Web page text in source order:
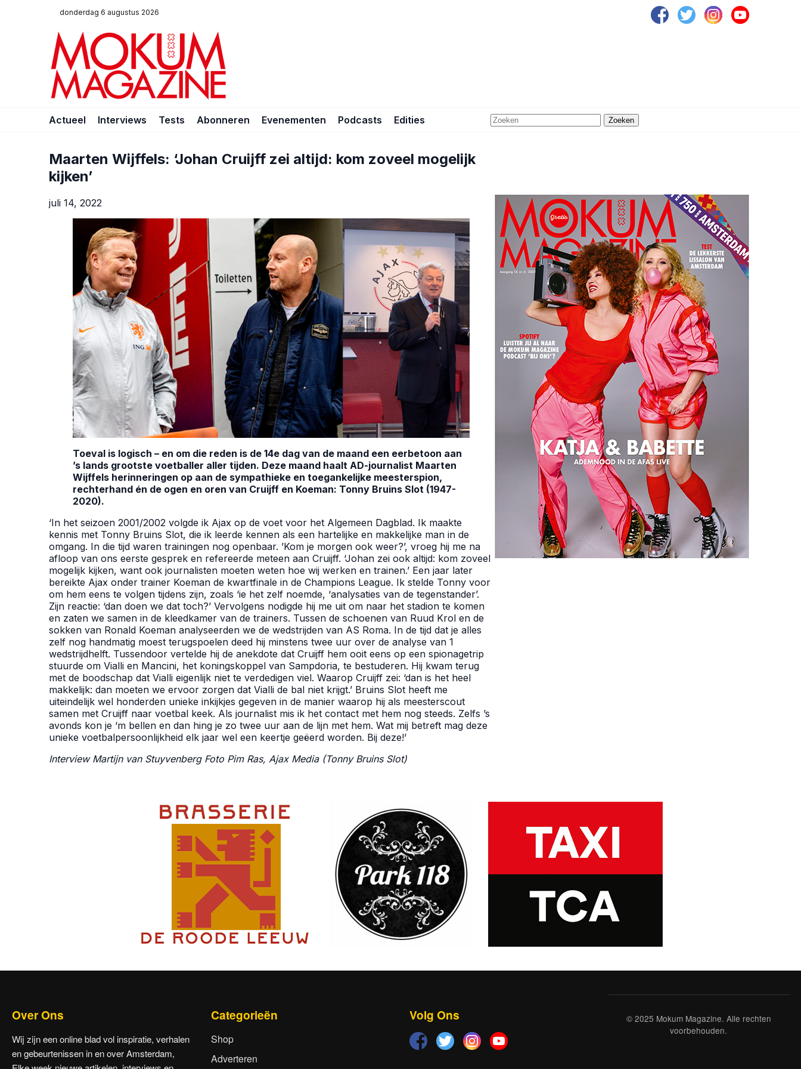
donderdag 6 augustus 2026
Actueel Interviews Tests Abonneren Evenementen Podcasts Edities Zoeken
Maarten Wijffels: ‘Johan Cruijff zei altijd: kom zoveel mogelijk
kijken’
juli 14, 2022
Toeval is logisch – en om die reden is de 14e dag van de maand een eerbetoon aan
’s lands grootste voetballer aller tijden. Deze maand haalt AD-journalist Maarten
Wijffels herinneringen op aan de sympathieke en toegankelijke meesterspion,
rechterhand én de ogen en oren van Cruijff en Koeman: Tonny Bruins Slot (1947-
2020).
‘In het seizoen 2001/2002 volgde ik Ajax op de voet voor het Algemeen Dagblad. Ik maakte
kennis met Tonny Bruins Slot, die ik leerde kennen als een hartelijke en makkelijke man in de
omgang. In die tijd waren trainingen nog openbaar. ’Kom je morgen ook weer?’, vroeg hij me na
afloop van ons eerste gesprek en refereerde meteen aan Cruijff. ‘Johan zei ook altijd: kom zoveel
mogelijk kijken, want ook journalisten moeten weten hoe wij werken en trainen.’ Een jaar later
bereikte Ajax onder trainer Koeman de kwartfinale in de Champions League. Ik stelde Tonny voor
om hem eens te volgen tijdens zijn, zoals ‘ie het zelf noemde, ‘analysaties van de tegenstander’.
Zijn reactie: ‘dan doen we dat toch?’ Vervolgens nodigde hij me uit om naar het stadion te komen
en zaten we samen in de kleedkamer van de trainers. Tussen de schoenen van Ruud Krol en de
sokken van Ronald Koeman analyseerden we de wedstrijden van AS Roma. In de tijd dat je alles
zelf nog handmatig moest terugspoelen deed hij minstens twee uur over de analyse van 1
wedstrijdhelft. Tussendoor vertelde hij de anekdote dat Cruijff hem ooit eens op een spionagetrip
stuurde om Vialli en Mancini, het koningskoppel van Sampdoria, te bestuderen. Hij kwam terug
met de boodschap dat Vialli eigenlijk niet te verdedigen viel. Waarop Cruijff zei: ‘dan is het heel
makkelijk: dan moeten we ervoor zorgen dat Vialli de bal niet krijgt.’ Bruins Slot heeft me
uiteindelijk wel honderden unieke inkijkjes gegeven in de manier waarop hij als meesterscout
samen met Cruijff naar voetbal keek. Als journalist mis ik het contact met hem nog steeds. Zelfs ’s
avonds kon je ‘m bellen en dan hing je zo twee uur aan de lijn met hem. Wat mij betreft mag deze
unieke voetbalpersoonlijkheid elk jaar wel een keertje geëerd worden. Bij deze!’
Interview Martijn van Stuyvenberg Foto Pim Ras, Ajax Media (Tonny Bruins Slot)
Over Ons
Wij zijn een online blad vol inspiratie, verhalen
en gebeurtenissen in en over Amsterdam,
Categorieën
Shop
Adverteren
Volg Ons
© 2025 Mokum Magazine. Alle rechten
voorbehouden.